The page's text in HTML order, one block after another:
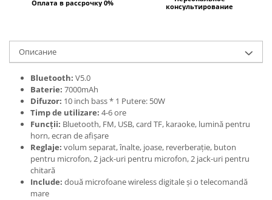
Оплата в рассрочку 0%
консультирование
Oписание
Bluetooth: V5.0
Baterie: 7000mAh
Difuzor: 10 inch bass * 1 Putere: 50W
Timp de utilizare: 4-6 ore
Funcții: Bluetooth, FM, USB, card TF, karaoke, lumină pentru
horn, ecran de afișare
Reglaje: volum separat, înalte, joase, reverberație, buton
pentru microfon, 2 jack-uri pentru microfon, 2 jack-uri pentru
chitară
Include: două microfoane wireless digitale și o telecomandă
mare